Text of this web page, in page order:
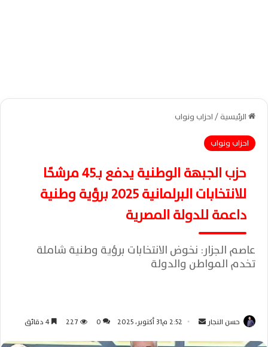
الرئيسية/احزاب ونواب
احزاب ونواب
حزب الجبهة الوطنية يدفع بـ45 مرشحًا
للانتخابات البرلمانية 2025 برؤية وطنية
داعمة للدولة المصرية
عاصم الجزار: نخوض الانتخابات برؤية وطنية شاملة
تخدم المواطن والدولة
حسن النجار 2:52 م31 أكتوبر، 2025 0
227